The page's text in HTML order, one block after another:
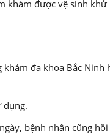
khám được vệ sinh khử
đa khoa Bắc Ninh
dụng.
bệnh nhân cũng